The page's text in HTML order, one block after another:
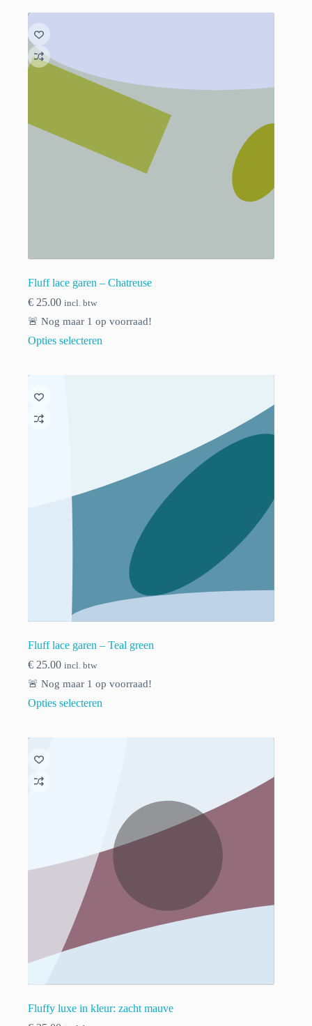
Fluff lace garen – Chatreuse
€ 25.00 incl. btw
🚨 Nog maar 1 op voorraad!
Opties selecteren
Fluff lace garen – Teal green
€ 25.00 incl. btw
🚨 Nog maar 1 op voorraad!
Opties selecteren
Fluffy luxe in kleur: zacht mauve